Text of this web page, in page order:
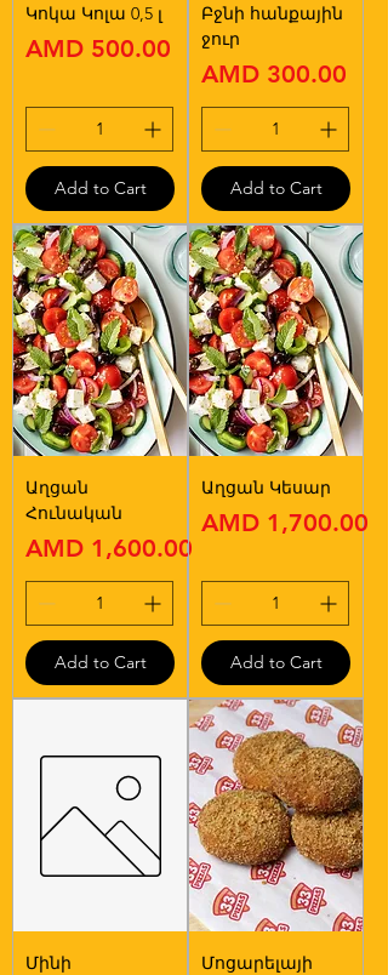
Կոկա Կոլա 0,5 լ
Price
AMD 500.00
Add to Cart
Բջնի հանքային
ջուր
Price
AMD 300.00
Add to Cart
Աղցան
Հունական
Price
AMD 1,600.00
Add to Cart
Աղցան Կեսար
Price
AMD 1,700.00
Add to Cart
Մինի
Մոցարելայի